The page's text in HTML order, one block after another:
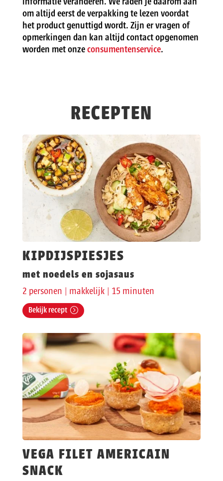
om altijd eerst de verpakking te lezen voordat
het product genuttigd wordt. Zijn er vragen of
opmerkingen dan kan altijd contact opgenomen
worden met onzeconsumentenservice.
RECEPTEN
KIPDIJSPIESJES
met noedels en sojasaus
2 personen | makkelijk | 15 minuten
Bekijk recept
VEGA FILET AMERICAIN
SNACK